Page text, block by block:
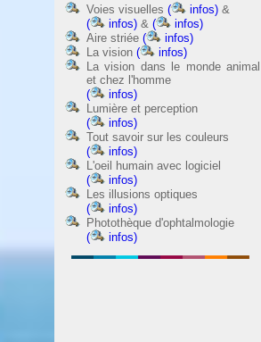
Voies visuelles ( infos) &
(
infos) & (
infos)
Aire striée (
infos)
La vision (
infos)
La vision dans le monde animal
et chez l'homme
(
infos)
Lumière et perception
(
infos)
Tout savoir sur les couleurs
(
infos)
L'oeil humain avec logiciel
(
infos)
Les illusions optiques
(
infos)
Photothèque d'ophtalmologie
(
infos)